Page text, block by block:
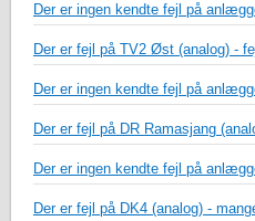
Der er ingen kendte fejl på
Der er fejl på TV2 Øst (analog) -
Der er ingen kendte fejl på
Der er fejl på DR Ramasjang
Der er ingen kendte fejl på
Der er fejl på DK4 (analog) -